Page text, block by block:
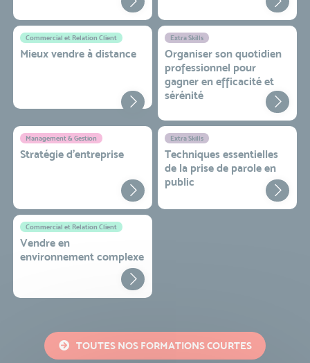
Commercial et Relation Client
Mieux vendre à distance
Extra Skills
Organiser son quotidien
professionnel pour
gagner en efficacité et
sérénité
Management & Gestion
Stratégie d’entreprise
Extra Skills
Techniques essentielles
de la prise de parole en
public
Commercial et Relation Client
Vendre en
environnement complexe
TOUTES NOS FORMATIONS COURTES